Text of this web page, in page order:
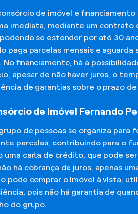
de imóvel e
imediata, mediante um contrato
se estender por até 30
paga parcelas mensais e
financiamento, há a
apesar de não haver juros, o
de garantias sobre o prazo
de Imóvel Fernando
de pessoas se organiza
parcelas, contribuindo para o
uma carta de crédito, que pode
há cobrança de juros, apenas
pode comprar o imóvel à vista,
pois não há garantia de
do grupo.